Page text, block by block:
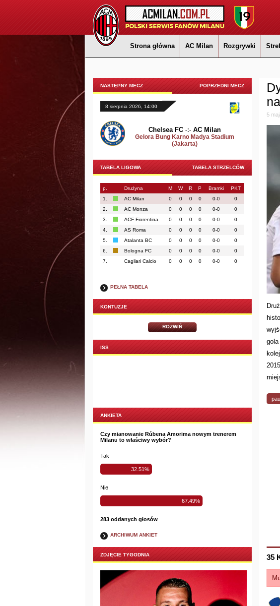
Strona główna AC Milan Rozgrywki
NASTĘPNY MECZ POPRZEDNI MECZ
8 sierpnia 2026, 14:00
Chelsea FC -:- AC Milan
Gelora Bung Karno Madya Stadium
(Jakarta)
TABELA LIGOWA TABELA STRZELCÓW
p. Drużyna M W R P Bramki
PKT
1.
AC Milan 0 0 0 0 0-0
0
2.
AC Monza 0 0 0 0 0-0
0
3.
ACF Fiorentina 0 0 0 0 0-0
0
4.
AS Roma 0 0 0 0 0-0
0
5.
Atalanta BC 0 0 0 0 0-0
0
6.
Bologna FC 0 0 0 0 0-0
0
7.
Cagliari Calcio 0 0 0 0 0-0 0
PEŁNA TABELA
KONTUZJE
ROZWIŃ
ISS
ANKIETA
Czy mianowanie Rúbena Amorima nowym trenerem
Milanu to właściwy wybór?
Tak
32.51%
Nie
67.49%
283 oddanych głosów
ARCHIWUM ANKIET
ZDJĘCIE TYGODNIA
5
35